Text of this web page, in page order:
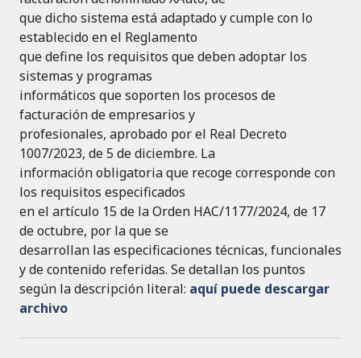
que dicho sistema está adaptado y cumple con lo
establecido en el Reglamento
que define los requisitos que deben adoptar los
sistemas y programas
informáticos que soporten los procesos de
facturación de empresarios y
profesionales, aprobado por el Real Decreto
1007/2023, de 5 de diciembre. La
información obligatoria que recoge corresponde con
los requisitos especificados
en el artículo 15 de la Orden HAC/1177/2024, de 17
de octubre, por la que se
desarrollan las especificaciones técnicas, funcionales
y de contenido referidas. Se detallan los puntos
según la descripción literal: aquí puede descargar
archivo